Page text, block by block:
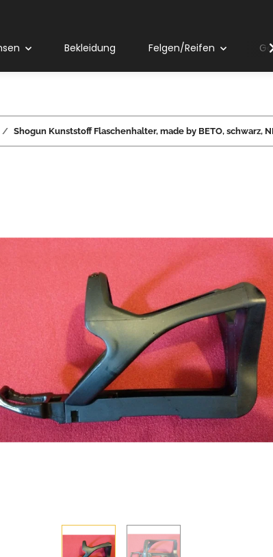
Bekleidung Felgen/Reifen
Shogun Kunststoff Flaschenhalter, made by BETO, schwarz,